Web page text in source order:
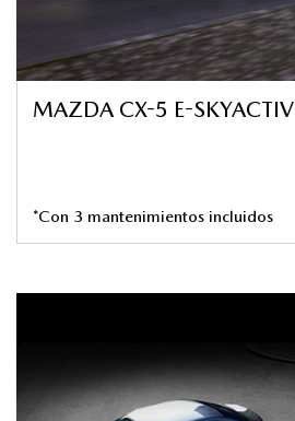
MAZDA CX-5 E-SKYACTIV
*Con 3 mantenimientos incluidos